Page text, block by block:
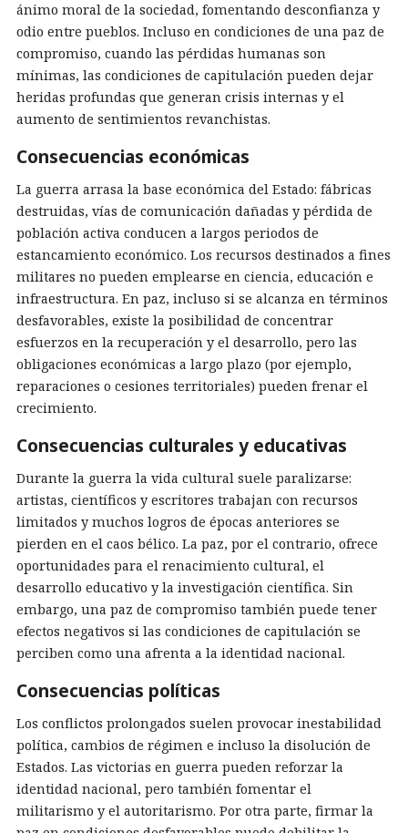
ánimo moral de la sociedad, fomentando desconfianza y
odio entre pueblos. Incluso en condiciones de una paz de
compromiso, cuando las pérdidas humanas son
mínimas, las condiciones de capitulación pueden dejar
heridas profundas que generan crisis internas y el
aumento de sentimientos revanchistas.
Consecuencias económicas
La guerra arrasa la base económica del Estado: fábricas
destruidas, vías de comunicación dañadas y pérdida de
población activa conducen a largos periodos de
estancamiento económico. Los recursos destinados a fines
militares no pueden emplearse en ciencia, educación e
infraestructura. En paz, incluso si se alcanza en términos
desfavorables, existe la posibilidad de concentrar
esfuerzos en la recuperación y el desarrollo, pero las
obligaciones económicas a largo plazo (por ejemplo,
reparaciones o cesiones territoriales) pueden frenar el
crecimiento.
Consecuencias culturales y educativas
Durante la guerra la vida cultural suele paralizarse:
artistas, científicos y escritores trabajan con recursos
limitados y muchos logros de épocas anteriores se
pierden en el caos bélico. La paz, por el contrario, ofrece
oportunidades para el renacimiento cultural, el
desarrollo educativo y la investigación científica. Sin
embargo, una paz de compromiso también puede tener
efectos negativos si las condiciones de capitulación se
perciben como una afrenta a la identidad nacional.
Consecuencias políticas
Los conflictos prolongados suelen provocar inestabilidad
política, cambios de régimen e incluso la disolución de
Estados. Las victorias en guerra pueden reforzar la
identidad nacional, pero también fomentar el
militarismo y el autoritarismo. Por otra parte, firmar la